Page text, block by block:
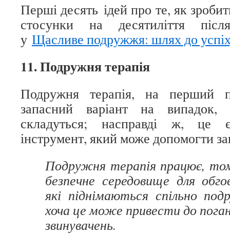
Перші десять ідей про те, як
стосунки на десятиліття
у Щасливе подружжя: шлях до
11. Подружня терапія
Подружня терапія, на перший
запасний варіант на
складуться; насправді ж, це
інструмент, який може допомогти
Подружня терапія працює,
безпечне середовище для
які піднімаються спільно
хоча це може привести до
звинувачень.